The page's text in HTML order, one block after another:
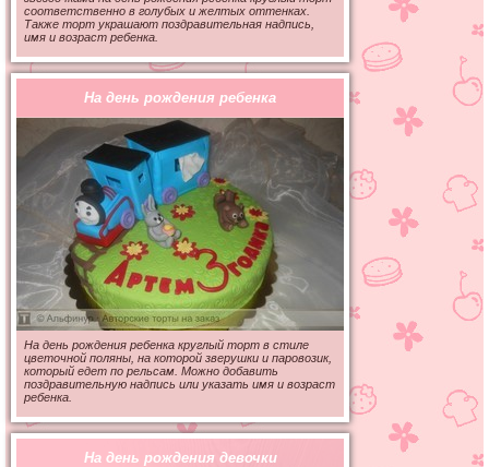
соответственно в голубых и желтых оттенках.
Также торт украшают поздравительная надпись,
имя и возраст ребенка.
На день рождения ребенка
На день рождения ребенка круглый торт в стиле
цветочной поляны, на которой зверушки и паровозик,
который едет по рельсам. Можно добавить
поздравительную надпись или указать имя и возраст
ребенка.
На день рождения девочки